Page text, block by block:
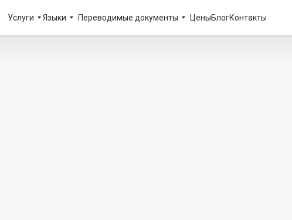
Услуги Языки Переводимые документы ЦеныБлогКонтакты